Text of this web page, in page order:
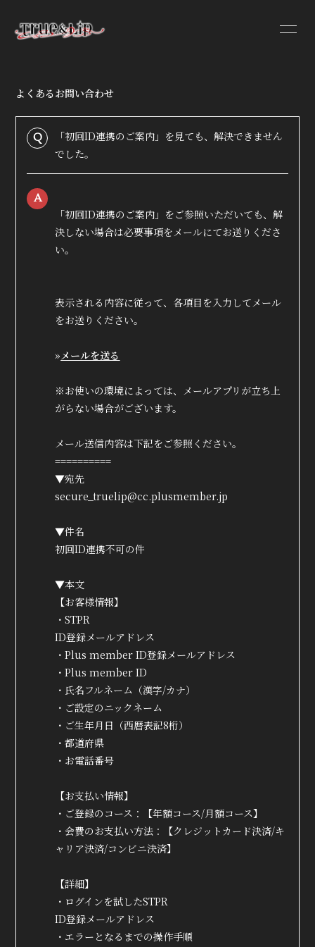
INFORMATION
DISCOGRAPHY
True&Lip
ファンクラブ
MOVIE
RADIO
PHOTO
Q&A
よくあるお問い合わせ
Q
「初回ID連携のご案内」を見ても、解決できません
でした。
A
「初回ID連携のご案内」をご参照いただいても、解
決しない場合は必要事項をメールにてお送りくださ
い。
表示される内容に従って、各項目を入力してメール
をお送りください。
»メールを送る
※お使いの環境によっては、メールアプリが立ち上
がらない場合がございます。
メール送信内容は下記をご参照ください。
==========
▼宛先
secure_truelip@cc.plusmember.jp
▼件名
初回ID連携不可の件
▼本文
【お客様情報】
・STPR
ID登録メールアドレス
・Plus member ID登録メールアドレス
・Plus member ID
・氏名フルネーム（漢字/カナ）
・ご設定のニックネーム
・ご生年月日（西暦表記8桁）
・都道府県
・お電話番号
【お支払い情報】
・ご登録のコース：【年額コース/月額コース】
・会費のお支払い方法：【クレジットカード決済/キ
ャリア決済/コンビニ決済】
【詳細】
・ログインを試したSTPR
ID登録メールアドレス
・エラーとなるまでの操作手順